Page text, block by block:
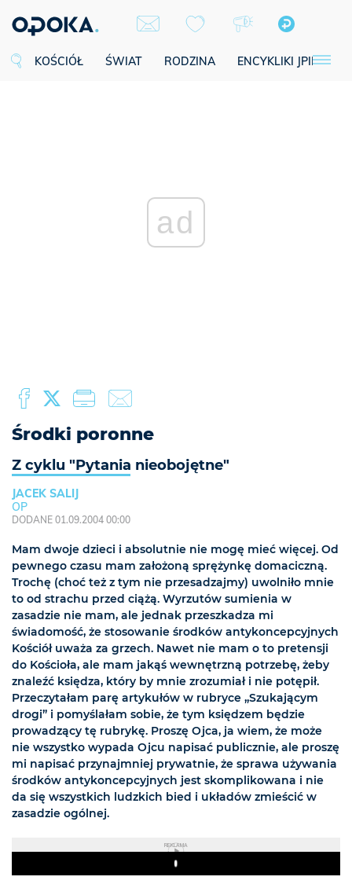
KOŚCIÓŁ ŚWIAT RODZINA ENCYKLIKI JPII
ad
Środki poronne
Z cyklu "Pytania nieobojętne"
JACEK SALIJ
OP
DODANE 01.09.2004 00:00
Mam dwoje dzieci i absolutnie nie mogę mieć więcej. Od
pewnego czasu mam założoną sprężynkę domaciczną.
Trochę (choć też z tym nie przesadzajmy) uwolniło mnie
to od strachu przed ciążą. Wyrzutów sumienia w
zasadzie nie mam, ale jednak przeszkadza mi
świadomość, że stosowanie środków antykoncepcyjnych
Kościół uważa za grzech. Nawet nie mam o to pretensji
do Kościoła, ale mam jakąś wewnętrzną potrzebę, żeby
znaleźć księdza, który by mnie zrozumiał i nie potępił.
Przeczytałam parę artykułów w rubryce „Szukającym
drogi” i pomyślałam sobie, że tym księdzem będzie
prowadzący tę rubrykę. Proszę Ojca, ja wiem, że może
nie wszystko wypada Ojcu napisać publicznie, ale proszę
mi napisać przynajmniej prywatnie, że sprawa używania
środków antykoncepcyjnych jest skomplikowana i nie
da się wszystkich ludzkich bied i układów zmieścić w
zasadzie ogólnej.
REKLAMA
Play